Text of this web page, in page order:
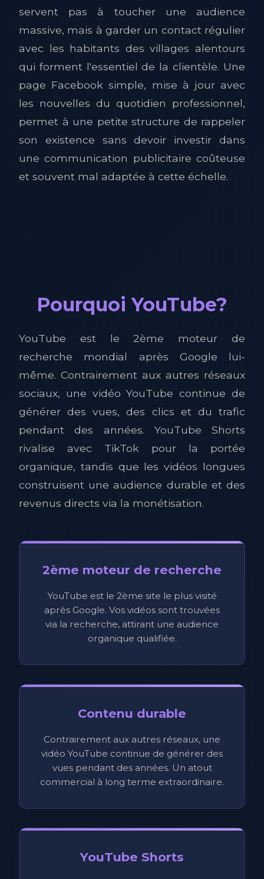
servent pas à toucher une audience
massive, mais à garder un contact régulier
avec les habitants des villages alentours
qui forment l'essentiel de la clientèle. Une
page Facebook simple, mise à jour avec
les nouvelles du quotidien professionnel,
permet à une petite structure de rappeler
son existence sans devoir investir dans
une communication publicitaire coûteuse
et souvent mal adaptée à cette échelle.
Pourquoi YouTube?
YouTube est le 2ème moteur de
recherche mondial après Google lui-
même. Contrairement aux autres réseaux
sociaux, une vidéo YouTube continue de
générer des vues, des clics et du trafic
pendant des années. YouTube Shorts
rivalise avec TikTok pour la portée
organique, tandis que les vidéos longues
construisent une audience durable et des
revenus directs via la monétisation.
2ème moteur de recherche
YouTube est le 2ème site le plus visité
après Google. Vos vidéos sont trouvées
via la recherche, attirant une audience
organique qualifiée.
Contenu durable
Contrairement aux autres réseaux, une
vidéo YouTube continue de générer des
vues pendant des années. Un atout
commercial à long terme extraordinaire.
YouTube Shorts